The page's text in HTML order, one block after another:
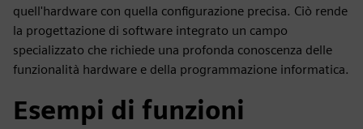
quell'hardware con quella configurazione precisa. Ciò rende
la progettazione di software integrato un campo
specializzato che richiede una profonda conoscenza delle
funzionalità hardware e della programmazione informatica.
Esempi di funzioni